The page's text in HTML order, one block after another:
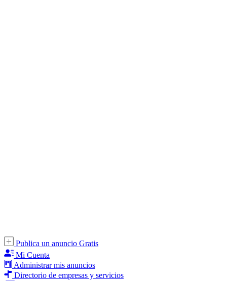
Publica un anuncio Gratis
Mi Cuenta
Administrar mis anuncios
Directorio de empresas y servicios